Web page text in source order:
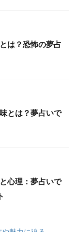
は？恐怖の夢占
とは？夢占いで
心理：夢占いで